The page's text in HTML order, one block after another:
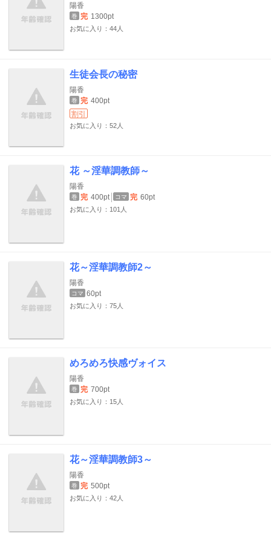
陽香
巻 完 1300pt
お気に入り：44人
生徒会長の秘密
陽香
巻 完 400pt
割引
お気に入り：52人
花 ～淫華調教師～
陽香
巻 完 400pt コマ 完 60pt
お気に入り：101人
花～淫華調教師2～
陽香
コマ 60pt
お気に入り：75人
めろめろ快感ヴォイス
陽香
巻 完 700pt
お気に入り：15人
花～淫華調教師3～
陽香
巻 完 500pt
お気に入り：42人